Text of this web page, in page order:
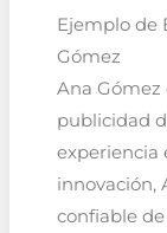
Ejemplo de
Gómez
Ana Gómez
publicidad
experiencia
innovación,
confiable